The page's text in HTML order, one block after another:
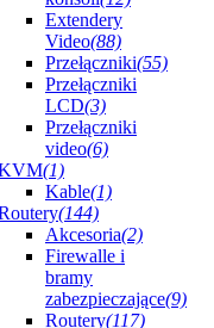
Extendery
Video(88)
Przełączniki(55)
Przełączniki
LCD(3)
Przełączniki
video(6)
(1)
Kable(1)
(144)
Akcesoria(2)
Firewalle i
bramy
zabezpieczające(9)
Routery(117)